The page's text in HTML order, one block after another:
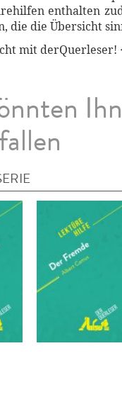
enthalten
die die Übersicht
mit derQuerleser!